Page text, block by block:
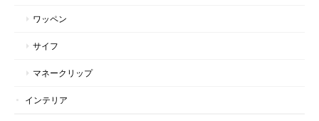
ワッペン
サイフ
マネークリップ
インテリア